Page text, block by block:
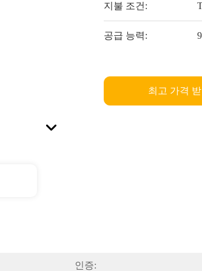
지불 조건:
공급 능력:
최고 가격 받
인증: